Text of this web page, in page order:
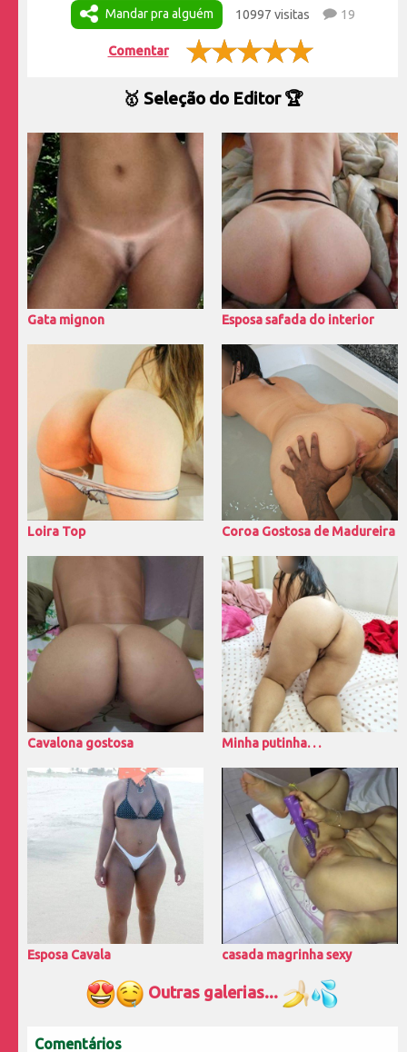
Mandar pra alguém 10997 visitas 19
Comentar
🥇 Seleção do Editor 🏆
Gata mignon Esposa safada do interior
Loira Top Coroa Gostosa de Madureira
Cavalona gostosa Minha putinha. . .
Esposa Cavala casada magrinha sexy
Outras galerias...
Comentários